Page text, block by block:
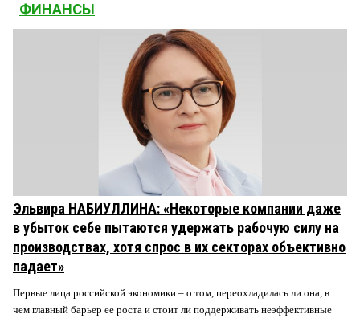
ФИНАНСЫ
Эльвира НАБИУЛЛИНА: «Некоторые компании даже
в убыток себе пытаются удержать рабочую силу на
производствах, хотя спрос в их секторах объективно
падает»
Первые лица российской экономики – о том, переохладилась ли она, в
чем главный барьер ее роста и стоит ли поддерживать неэффективные